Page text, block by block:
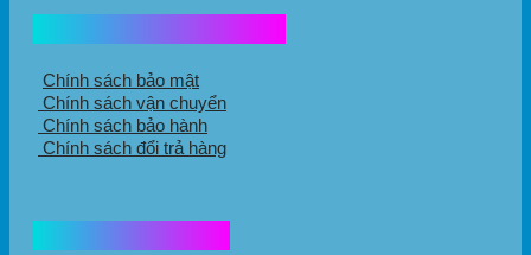
Chính sách bảo mật
Chính sách vận chuyển
Chính sách bảo hành
Chính sách đổi trả hàng